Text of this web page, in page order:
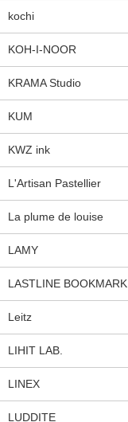
kochi
KOH-I-NOOR
KRAMA Studio
KUM
KWZ ink
L'Artisan Pastellier
La plume de louise
LAMY
LASTLINE BOOKMARK
Leitz
LIHIT LAB.
LINEX
LUDDITE